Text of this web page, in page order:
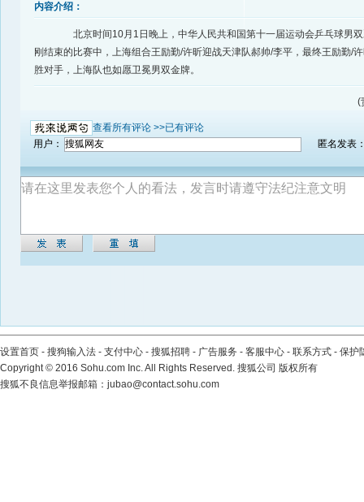
内容介绍：
北京时间10月1日晚上，中华人民共和国第十一届运动会乒乓球男双
刚结束的比赛中，上海组合王励勤/许昕迎战天津队郝帅/李平，最终王励勤/
胜对手，上海队也如愿卫冕男双金牌。
(
查看所有评论 >>已有评论
用户：
匿名发表
设置首页 - 搜狗输入法 - 支付中心 - 搜狐招聘 - 广告服务 - 客服中心 - 联系方式 - 保护
Copyright© 2016 Sohu.com Inc. All Rights Reserved. 搜狐公司 版权所有
搜狐不良信息举报邮箱： jubao@contact.sohu.com